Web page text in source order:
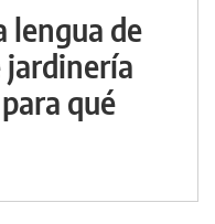
lengua de
jardinería
qué